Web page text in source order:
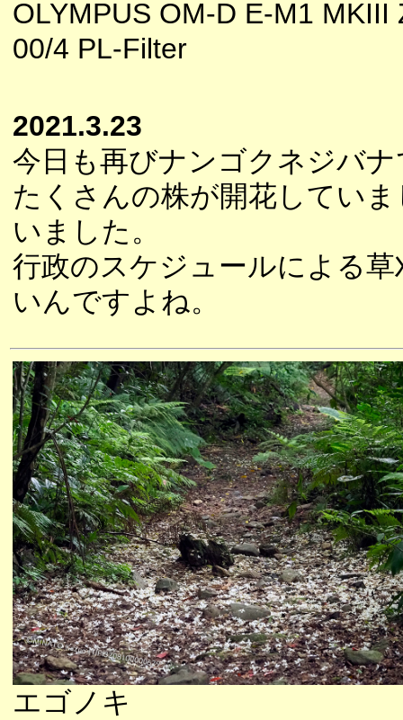
OLYMPUS OM-D E-M1 MKIII
00/4 PL-Filter
2021.3.23
今日も再びナンゴクネジバ
たくさんの株が開花してい
いました。
行政のスケジュールによる
いんですよね。
エゴノキ